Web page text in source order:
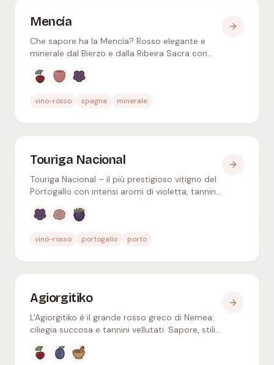
Mencía
Che sapore ha la Mencía? Rosso elegante e
minerale dal Bierzo e dalla Ribeira Sacra con
raffinato.
Aromi tipici
vino-rosso spagna minerale
Touriga Nacional
Touriga Nacional – il più prestigioso vitigno del
Portogallo con intensi aromi di violetta, tannini
invecchiamento. Tutto su origine, sapore e
Aromi tipici
vino-rosso portogallo porto
Agiorgitiko
L'Agiorgitiko è il grande rosso greco di Nemea:
ciliegia succosa e tannini vellutati. Sapore, stili
Aromi tipici